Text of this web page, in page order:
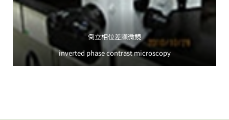
倒立相位差顯微鏡
inverted phase contrast microscopy